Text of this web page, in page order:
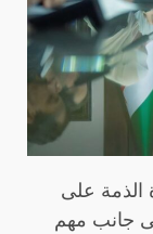
الذمة على
جانب مهم